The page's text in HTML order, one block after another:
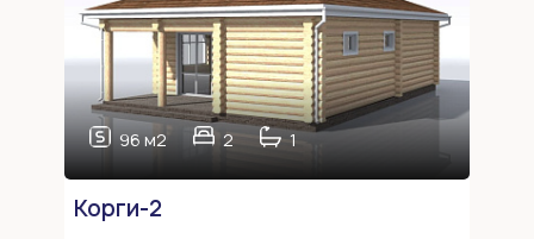
96 м2 2 1
Корги-2